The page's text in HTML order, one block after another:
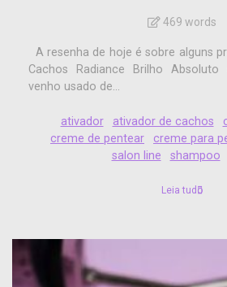
469 words
A resenha de hoje é sobre alguns
Cachos Radiance Brilho
venho usado de...
ativador ativador de cachos
creme de pentear
creme para
salon line
shampoo
Leia tudo